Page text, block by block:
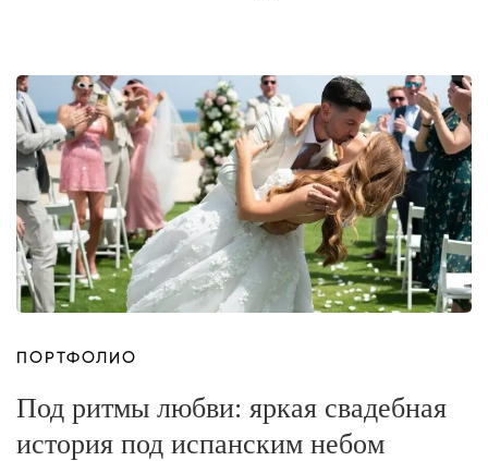
ПОРТФОЛИО
Под ритмы любви: яркая свадебная
история под испанским небом